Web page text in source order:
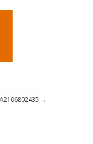
A2106802435 →